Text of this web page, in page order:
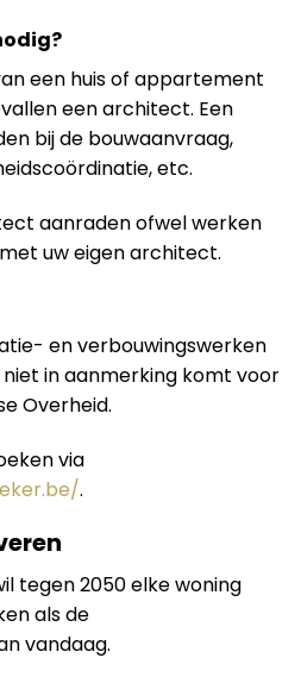
een huis of appartement
een architect. Een
bij de bouwaanvraag,
etc.
aanraden ofwel werken
uw eigen architect.
en verbouwingswerken
in aanmerking komt voor
Overheid.
via
.
tegen 2050 elke woning
als de
vandaag.